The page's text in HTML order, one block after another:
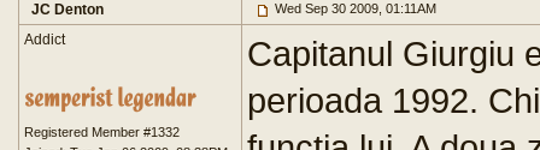
JC Denton Wed Sep 30 2009, 01:11AM
Addict
Registered Member #1332
Capitanul Giurgiu
perioada 1992.